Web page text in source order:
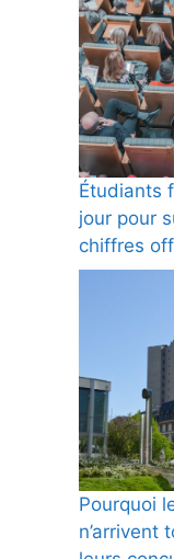
Étudiants
jour pour
chiffres
Pourquoi
n’arrivent